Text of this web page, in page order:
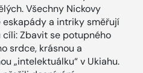
Všechny Nickovy
a intriky směřují
Zbavit se potupného
srdce, krásnou a
„intelektuálku“ v Ukiahu.